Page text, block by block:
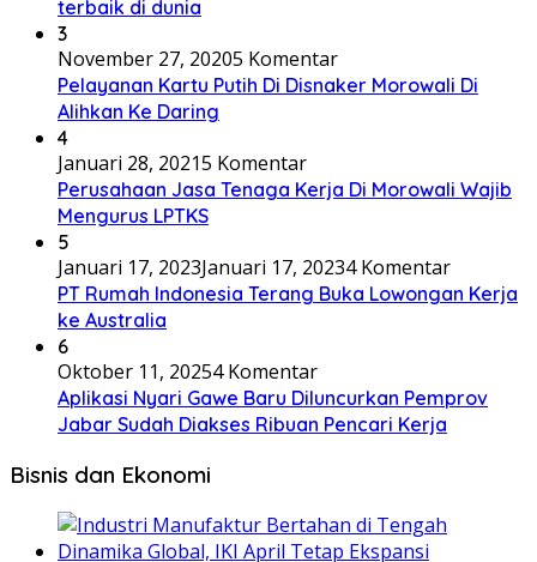
terbaik di dunia
3
November 27, 20205 Komentar
Pelayanan Kartu Putih Di Disnaker Morowali Di
Alihkan Ke Daring
4
Januari 28, 20215 Komentar
Perusahaan Jasa Tenaga Kerja Di Morowali Wajib
Mengurus LPTKS
5
Januari 17, 2023Januari 17, 20234 Komentar
PT Rumah Indonesia Terang Buka Lowongan Kerja
ke Australia
6
Oktober 11, 20254 Komentar
Aplikasi Nyari Gawe Baru Diluncurkan Pemprov
Jabar Sudah Diakses Ribuan Pencari Kerja
Bisnis dan Ekonomi